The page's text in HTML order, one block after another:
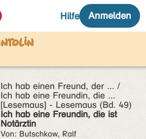
Ich hab einen Freund, der ... /
Ich hab eine Freundin, die ...
[Lesemaus] - Lesemaus (Bd. 49)
Ich hab eine Freundin, die ist
Notärztin
Von: Butschkow, Ralf